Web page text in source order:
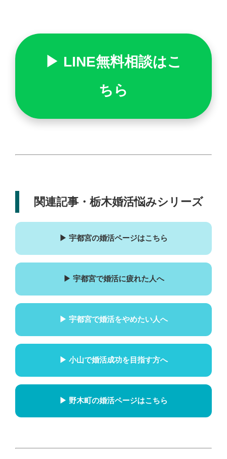
▶ LINE無料相談はこ
ちら
関連記事・栃木婚活悩みシリーズ
▶ 宇都宮の婚活ページはこちら
▶ 宇都宮で婚活に疲れた人へ
▶ 宇都宮で婚活をやめたい人へ
▶ 小山で婚活成功を目指す方へ
▶ 野木町の婚活ページはこちら